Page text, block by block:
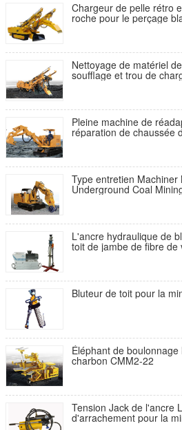
Chargeur de pelle rétro
roche pour le perçage
dans la mine de
Nettoyage de matériel
soufflage et trou de
bluteur de forage de
Pleine machine de
réparation de chaussée
dans la mine de
Type entretien Machiner
Underground Coal
L'ancre hydraulique de
toit de jambe de fibre
forme de forage pour
Bluteur de toit pour la
Éléphant de
charbon CMM2-22
Tension Jack de l'ancre
d'arrachement pour la